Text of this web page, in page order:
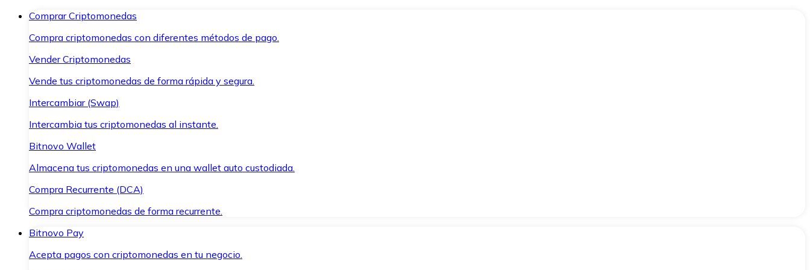
Comprar Criptomonedas
Compra criptomonedas con diferentes métodos de pago.
Vender Criptomonedas
Vende tus criptomonedas de forma rápida y segura.
Intercambiar (Swap)
Intercambia tus criptomonedas al instante.
Bitnovo Wallet
Almacena tus criptomonedas en una wallet auto custodiada.
Compra Recurrente (DCA)
Compra criptomonedas de forma recurrente.
Bitnovo Pay
Acepta pagos con criptomonedas en tu negocio.